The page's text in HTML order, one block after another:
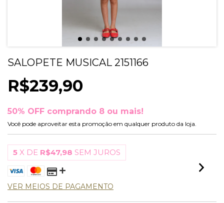
SALOPETE MUSICAL 2151166
R$239,90
50% OFF comprando 8 ou mais!
Você pode aproveitar esta promoção em qualquer produto da loja.
5 X DE R$47,98 SEM JUROS
VER MEIOS DE PAGAMENTO